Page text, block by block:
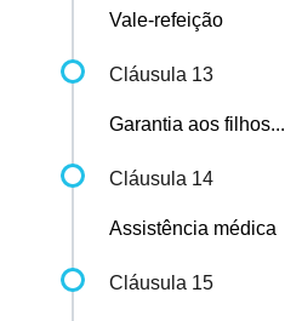
Vale-refeição
Cláusula 13
Garantia aos filhos...
Cláusula 14
Assistência médica
Cláusula 15